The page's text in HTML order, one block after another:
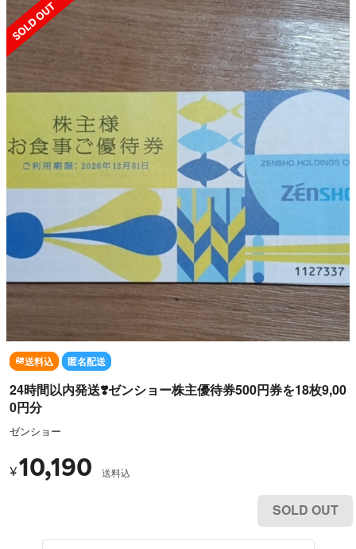
SOLD OUT
送料込 匿名配送
24時間以内発送❣️ゼンショー株主優待券500円券を18枚9,00
0円分
ゼンショー
¥10,190 送料込
SOLD OUT